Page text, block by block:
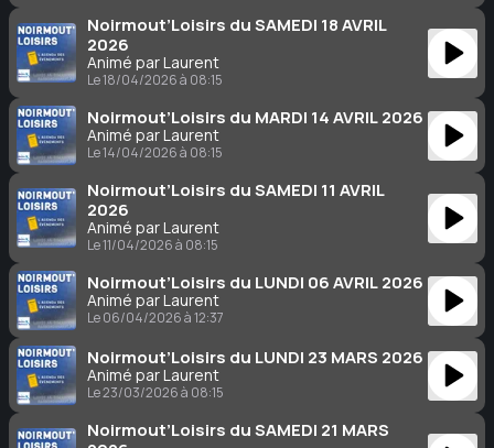
Noirmout’Loisirs du SAMEDI 18 AVRIL
2026
Animé par Laurent
Le 18/04/2026 à 08:15
Noirmout’Loisirs du MARDI 14 AVRIL 2026
Animé par Laurent
Le 14/04/2026 à 08:15
Noirmout’Loisirs du SAMEDI 11 AVRIL
2026
Animé par Laurent
Le 11/04/2026 à 08:15
Noirmout’Loisirs du LUNDI 06 AVRIL 2026
Animé par Laurent
Le 06/04/2026 à 12:37
Noirmout’Loisirs du LUNDI 23 MARS 2026
Animé par Laurent
Le 23/03/2026 à 08:15
Noirmout’Loisirs du SAMEDI 21 MARS